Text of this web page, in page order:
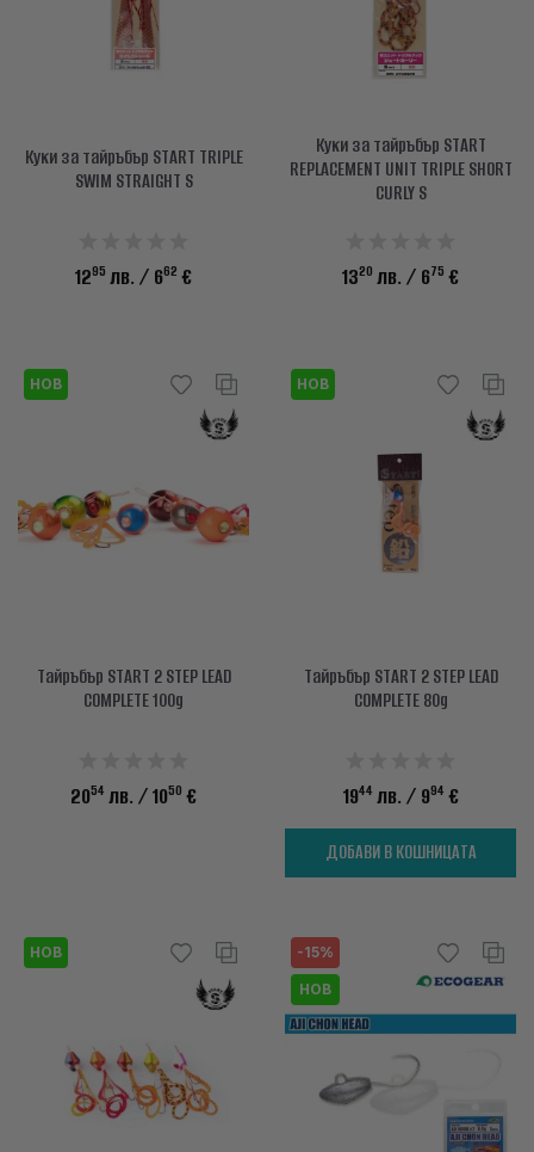
Куки за тайръбър START TRIPLE
SWIM STRAIGHT S
1295 лв. / 662 €
Куки за тайръбър START
REPLACEMENT UNIT TRIPLE SHORT
CURLY S
1320 лв. / 675 €
НОВ
Тайръбър START 2 STEP LEAD
COMPLETE 100g
2054 лв. / 1050 €
НОВ
Тайръбър START 2 STEP LEAD
COMPLETE 80g
1944 лв. / 994 €
ДОБАВИ В КОШНИЦАТА
НОВ -15%
НОВ